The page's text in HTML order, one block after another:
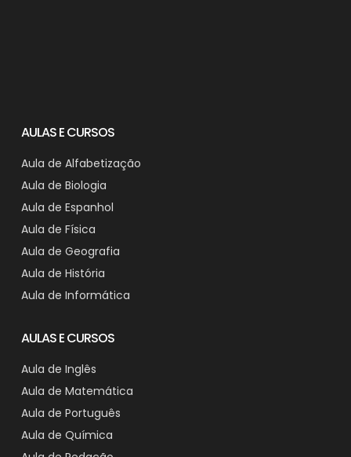
AULAS E CURSOS
Aula de Alfabetização
Aula de Biologia
Aula de Espanhol
Aula de Física
Aula de Geografia
Aula de História
Aula de Informática
AULAS E CURSOS
Aula de Inglês
Aula de Matemática
Aula de Português
Aula de Química